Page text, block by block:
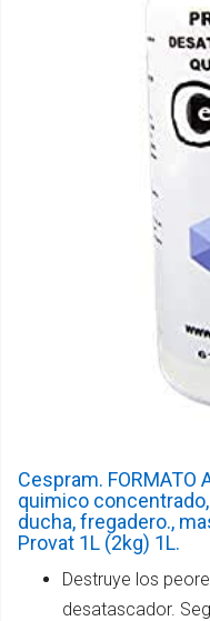
Cespram. FORMATO
quimico
ducha, fregadero.,
Provat 1L (2kg) 1L.
Destruye los
desatascador.